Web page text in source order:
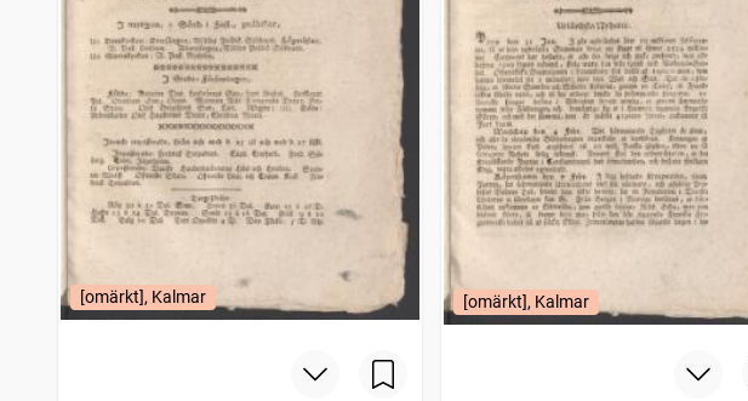
[omärkt], Kalmar [omärkt], Kalmar